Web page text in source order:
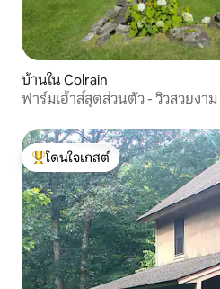
บ้านใน Colrain
ฟาร์มเฮ้าส์สุดส่วนตัว - วิวสวยงาม
โดนใจเกสต์ที่สุด
โดนใจเกสต์